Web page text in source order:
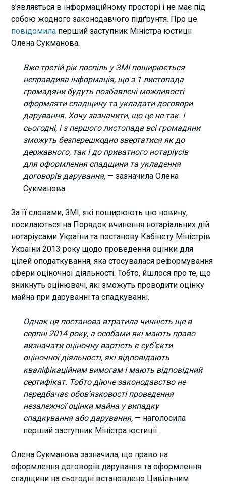
з’являється в інформаційному просторі і не має під
собою жодного законодавчого підґрунтя. Про це
повідомила перший заступник Міністра юстиції
Олена Сукманова.
Вже третій рік поспіль у ЗМІ поширюється
неправдива інформація, що з 1 листопада
громадяни будуть позбавлені можливості
оформляти спадщину та укладати договори
дарування. Хочу зазначити, що це не так. І
сьогодні, і з першого листопада всі громадяни
зможуть безперешкодно звертатися як до
державного, так і до приватного нотаріусів
для оформлення спадщини та укладення
договорів дарування, — зазначила Олена
Сукманова.
За її словами, ЗМІ, які поширюють цю новину,
посилаються на Порядок вчинення нотаріальних дій
нотаріусами України та постанову Кабінету Міністрів
України 2013 року щодо проведення оцінки для
цілей оподаткування, яка стосувалася реформування
сфери оціночної діяльності. Тобто, йшлося про те, що
зникнуть оцінювачі, які зможуть проводити оцінку
майна при даруванні та спадкуванні.
Однак ця постанова втратила чинність ще в
серпні 2014 року, а особами які мають право
визначати оціночну вартість є суб’єкти
оціночної діяльності, які відповідають
кваліфікаційним вимогам і мають відповідний
сертифікат. Тобто діюче законодавство не
передбачає обов’язковості проведення
незалежної оцінки майна у випадку
спадкування або дарування, — наголосила
перший заступник Міністра юстиції.
Олена Сукманова зазначила, що право на
оформлення договорів дарування та оформлення
спадщини на сьогодні встановлено Цивільним